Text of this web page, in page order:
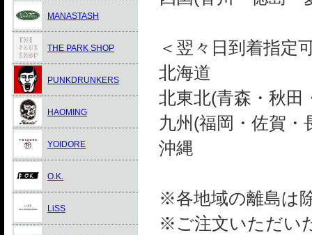
＜翌々日到着指定
北海道
北東北(青森・秋田
九州(福岡・佐賀・
沖縄
※各地域の離島は
※ご注文いただい
MANASTASH
THE PARK SHOP
PUNKDRUNKERS
HAOMING
YOIDORE
O.K.
LiSS